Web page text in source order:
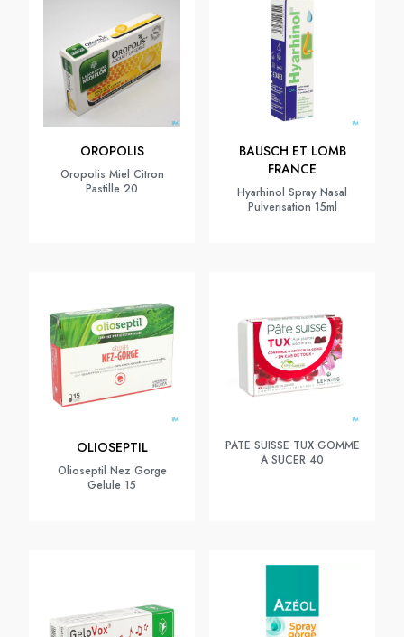
OROPOLIS
Oropolis Miel Citron
Pastille 20
BAUSCH ET LOMB
FRANCE
Hyarhinol Spray Nasal
Pulverisation 15ml
OLIOSEPTIL
Olioseptil Nez Gorge
Gelule 15
PATE SUISSE TUX GOMME
A SUCER 40